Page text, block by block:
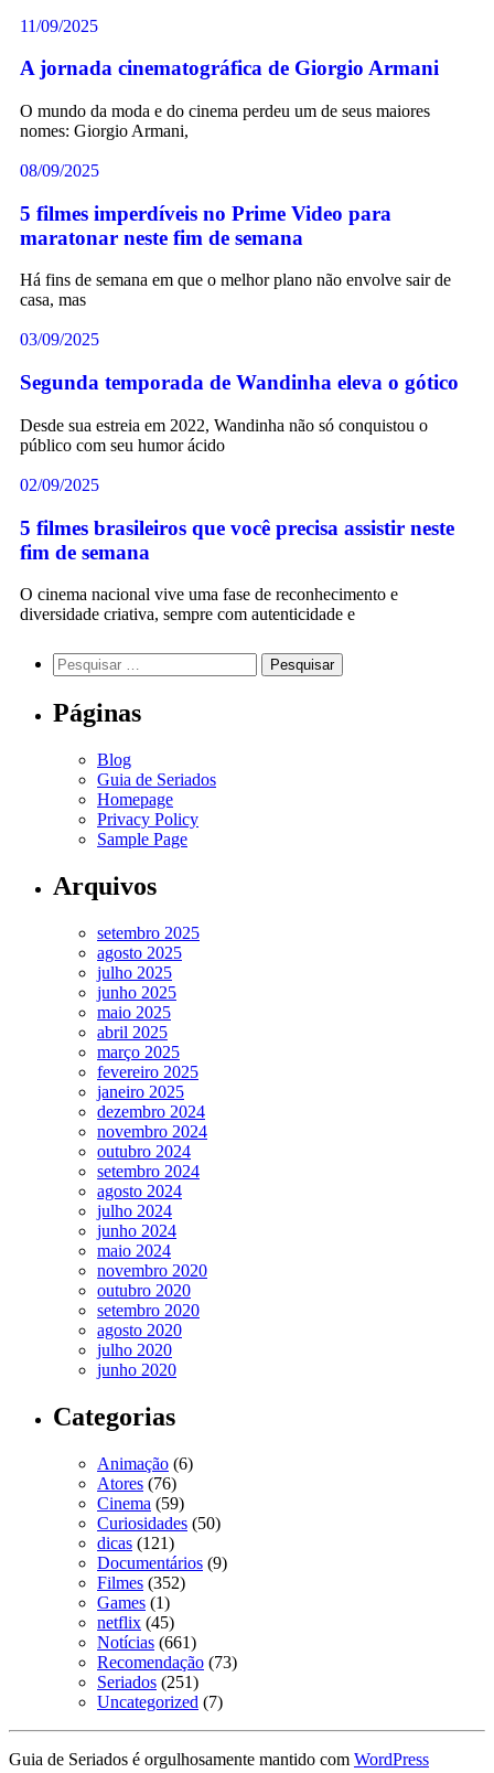
11/09/2025
A jornada cinematográfica de Giorgio Armani
O mundo da moda e do cinema perdeu um de seus maiores
nomes: Giorgio Armani,
08/09/2025
5 filmes imperdíveis no Prime Video para
maratonar neste fim de semana
Há fins de semana em que o melhor plano não envolve sair de
casa, mas
03/09/2025
Segunda temporada de Wandinha eleva o gótico
Desde sua estreia em 2022, Wandinha não só conquistou o
público com seu humor ácido
02/09/2025
5 filmes brasileiros que você precisa assistir neste
fim de semana
O cinema nacional vive uma fase de reconhecimento e
diversidade criativa, sempre com autenticidade e
Páginas
Blog
Guia de Seriados
Homepage
Privacy Policy
Sample Page
Arquivos
setembro 2025
agosto 2025
julho 2025
junho 2025
maio 2025
abril 2025
março 2025
fevereiro 2025
janeiro 2025
dezembro 2024
novembro 2024
outubro 2024
setembro 2024
agosto 2024
julho 2024
junho 2024
maio 2024
novembro 2020
outubro 2020
setembro 2020
agosto 2020
julho 2020
junho 2020
Categorias
Animação (6)
Atores (76)
Cinema (59)
Curiosidades (50)
dicas (121)
Documentários (9)
Filmes (352)
Games (1)
netflix (45)
Notícias (661)
Recomendação (73)
Seriados (251)
Uncategorized (7)
Guia de Seriados é orgulhosamente mantido com WordPress